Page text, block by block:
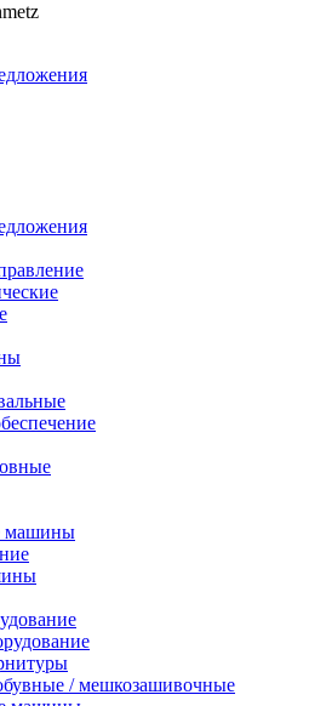
машины
/ мешкозашивочные